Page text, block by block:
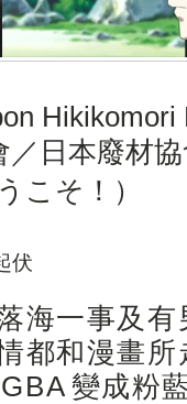
Hikikomori
／日本廢材
うこそ！）
伏
海一事及
都和漫畫
變成粉